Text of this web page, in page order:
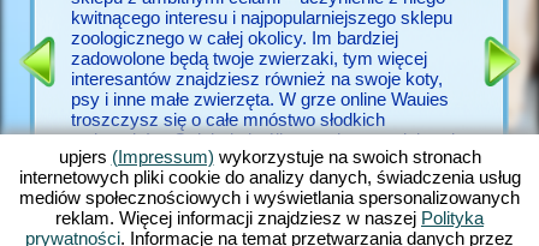
kwitnącego interesu i najpopularniejszego sklepu
zoologicznego w całej okolicy. Im bardziej
zadowolone będą twoje zwierzaki, tym więcej
interesantów znajdziesz również na swoje koty,
psy i inne małe zwierzęta. W grze online Wauies
troszczysz się o całe mnóstwo słodkich
zwierzaków. Opiekuj się ślicznymi szczeniakami
chihuahua, przesłodkimi szczeniakami labradora
retrievera, niezdarnymi kociakami ragdoll i
pluszowymi kociakami perskimi, by wymienić
choć kilka ras zwierząt domowych, które
napotkasz w ramach rozwoju gry. Wauies łączy w
oraz
Nasza
grup
kotów,
znajdzie
nowych
upjers (Impressum) wykorzystuje na swoich stronach
internetowych pliki cookie do analizy danych, świadczenia usług
mediów społecznościowych i wyświetlania spersonalizowanych
reklam. Więcej informacji znajdziesz w naszej Polityka
prywatności. Informacje na temat przetwarzania danych przez